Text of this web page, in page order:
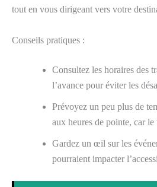
tout en vous dirigeant vers votre
Conseils pratiques :
Consultez les horaires des
l’avance pour éviter les
Prévoyez un peu plus de
aux heures de pointe, car le
Gardez un œil sur les
pourraient impacter